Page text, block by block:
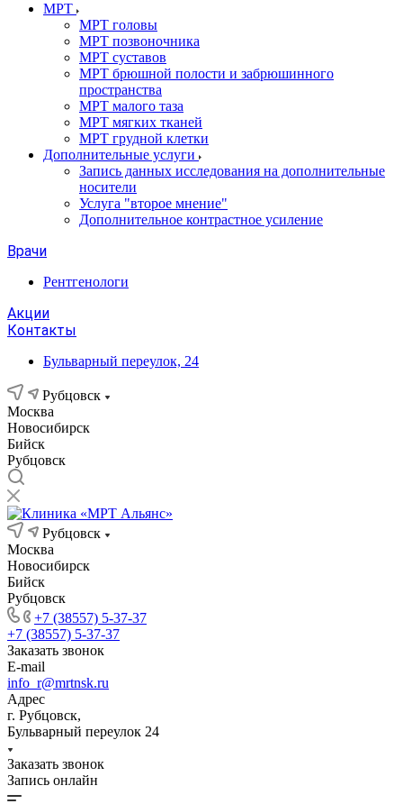
МРТ
МРТ головы
МРТ позвоночника
МРТ суставов
МРТ брюшной полости и забрюшинного
пространства
МРТ малого таза
МРТ мягких тканей
МРТ грудной клетки
Дополнительные услуги
Запись данных исследования на дополнительные
носители
Услуга "второе мнение"
Дополнительное контрастное усиление
Врачи
Рентгенологи
Акции
Контакты
Бульварный переулок, 24
Рубцовск
Москва
Новосибирск
Бийск
Рубцовск
Рубцовск
Москва
Новосибирск
Бийск
Рубцовск
+7 (38557) 5-37-37
+7 (38557) 5-37-37
Заказать звонок
E-mail
info_r@mrtnsk.ru
Адрес
г. Рубцовск,
Бульварный переулок 24
Заказать звонок
Запись онлайн